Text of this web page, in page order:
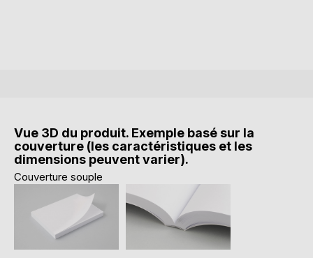
Vue 3D du produit. Exemple basé sur la
couverture (les caractéristiques et les
dimensions peuvent varier).
Couverture souple